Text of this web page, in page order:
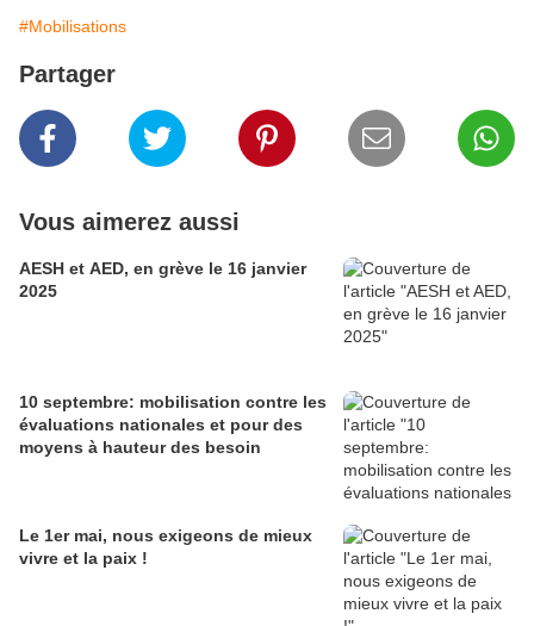
#Mobilisations
Partager
Vous aimerez aussi
AESH et AED, en grève le 16 janvier
2025
10 septembre: mobilisation contre les
évaluations nationales et pour des
moyens à hauteur des besoin
Le 1er mai, nous exigeons de mieux
vivre et la paix !